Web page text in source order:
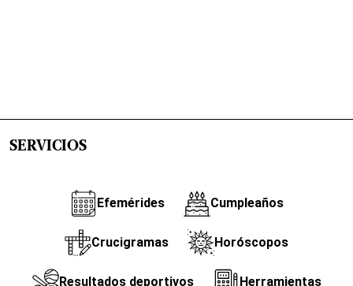
SERVICIOS
Efemérides Cumpleaños
Crucigramas Horóscopos
Resultados deportivos Herramientas